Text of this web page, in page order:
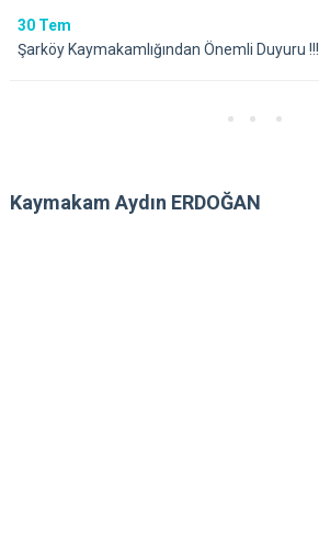
30 Tem
Şarköy Kaymakamlığından Önemli Duyuru !!!
Kaymakam Aydın ERDOĞAN